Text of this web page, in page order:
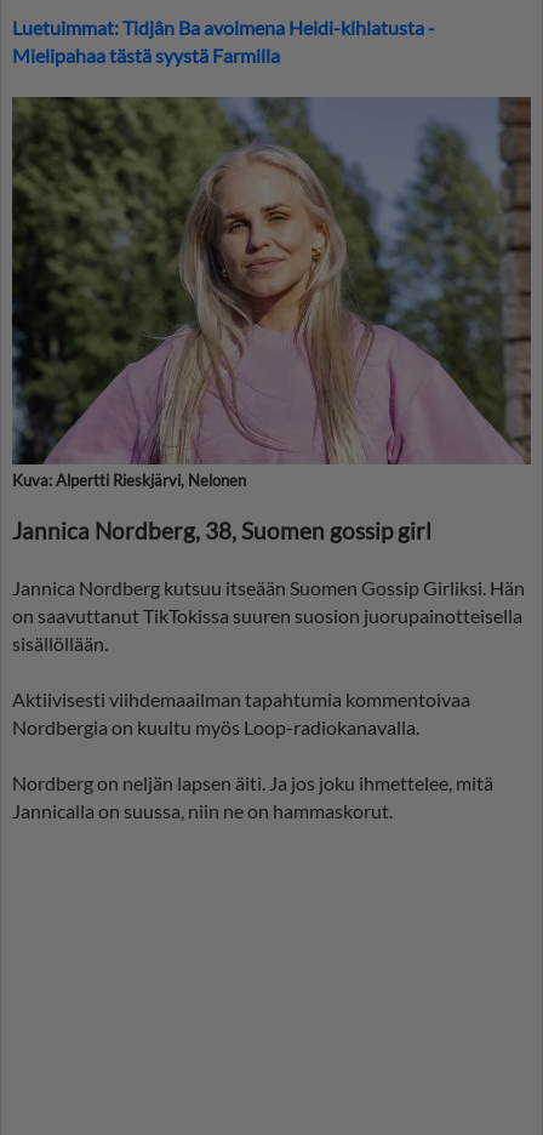
Luetuimmat: Tidjân Ba avoimena Heidi-kihlatusta -
Mielipahaa tästä syystä Farmilla
Kuva: Alpertti Rieskjärvi, Nelonen
Jannica Nordberg, 38, Suomen gossip girl
Jannica Nordberg kutsuu itseään Suomen Gossip Girliksi. Hän
on saavuttanut TikTokissa suuren suosion juorupainotteisella
sisällöllään.
Aktiivisesti viihdemaailman tapahtumia kommentoivaa
Nordbergia on kuultu myös Loop-radiokanavalla.
Nordberg on neljän lapsen äiti. Ja jos joku ihmettelee, mitä
Jannicalla on suussa, niin ne on hammaskorut.